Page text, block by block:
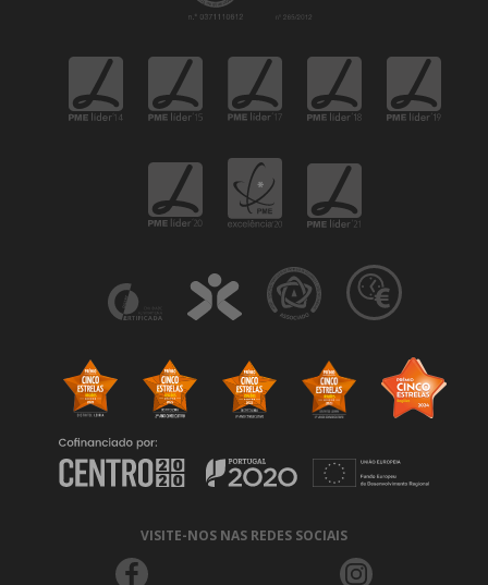
VISITE-NOS NAS REDES SOCIAIS